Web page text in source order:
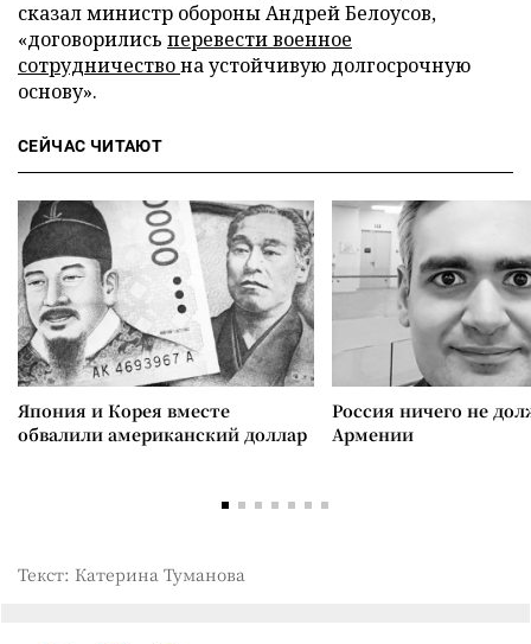
сказал министр обороны Андрей Белоусов,
«договорились перевести военное
сотрудничествона устойчивую долгосрочную
основу».
СЕЙЧАС ЧИТАЮТ
Япония и Корея вместе
обвалили американский доллар
Россия ничего не
Армении
Текст: Катерина Туманова